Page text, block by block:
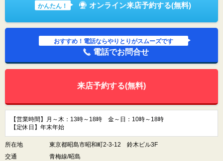
かんたん！ オンライン来店予約する(無料)
おすすめ！電話ならやりとりがスムーズです
電話でお問合せ
来店予約する(無料)
【営業時間】月～木：13時～18時 金～日：10時～18時
【定休日】年末年始
所在地
東京都昭島市昭和町2-3-12 鈴木ビル3F
交通
青梅線/昭島